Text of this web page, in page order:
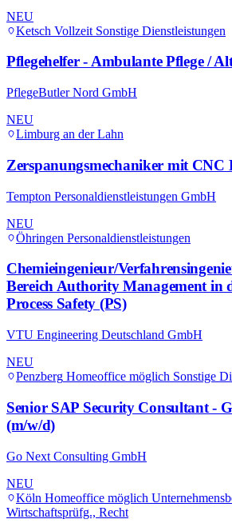
NEU
Ketsch Vollzeit Sonstige Dienstleistungen
Pflegehelfer - Ambulante Pflege /
PflegeButler Nord GmbH
NEU
Limburg an der Lahn
Zerspanungsmechaniker mit
Tempton Personaldienstleistungen GmbH
NEU
Öhringen Personaldienstleistungen
Chemieingenieur/
Bereich Authority Management in
Process Safety (PS)
VTU Engineering Deutschland GmbH
NEU
Penzberg Homeoffice möglich Sonstige
Senior SAP Security Consultant -
(m/w/d)
Go Next Consulting GmbH
NEU
Köln Homeoffice möglich
Wirtschaftsprüfg., Recht